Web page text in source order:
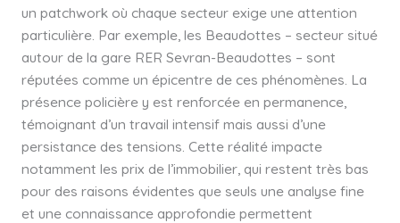
un patchwork où chaque secteur exige une attention
particulière. Par exemple, les Beaudottes – secteur situé
autour de la gare RER Sevran-Beaudottes – sont
réputées comme un épicentre de ces phénomènes. La
présence policière y est renforcée en permanence,
témoignant d’un travail intensif mais aussi d’une
persistance des tensions. Cette réalité impacte
notamment les prix de l’immobilier, qui restent très bas
pour des raisons évidentes que seuls une analyse fine
et une connaissance approfondie permettent